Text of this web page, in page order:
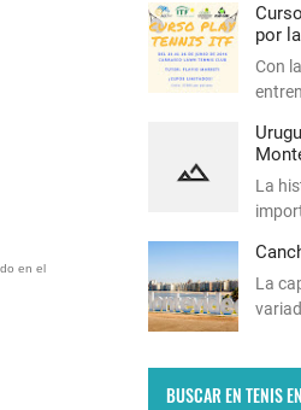
en el
por
Con
La
La
BUSCAR EN TENIS